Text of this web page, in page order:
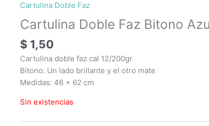
Cartulina Doble Faz
Cartulina Doble Faz Bitono
$ 1,50
Cartulina doble faz cal 12/200gr
Bitono: Un lado brillante y el otro mate
Medidas: 46 x 62 cm
Sin existencias